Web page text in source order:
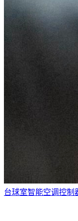
台球室智能空调控制